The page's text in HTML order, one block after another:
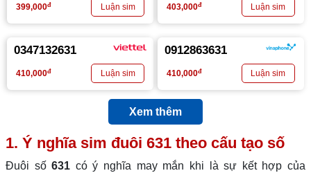
399,000đ 403,000đ
0347132631
410,000đ
0912863631
410,000đ
Xem thêm
1. Ý nghĩa sim đuôi 631 theo cấu tạo số
Đuôi số631 có ý nghĩa may mắn khi là sự kết hợp của